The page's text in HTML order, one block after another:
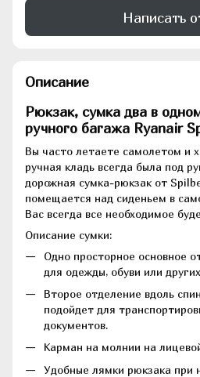
Написать
Описание
Рюкзак, сумка два в
ручного багажа Ryanаir
Вы часто летаете самолетом и
ручная кладь всегда была под
дорожная сумка-рюкзак от
помещается над сиденьем в
Вас всегда все необходимое
Описание сумки:
Одно просторное основное
для одежды, обуви или
Второе отделение вдоль
подойдет для
документов.
Карман на молнии на
Удобные лямки рюкзака при